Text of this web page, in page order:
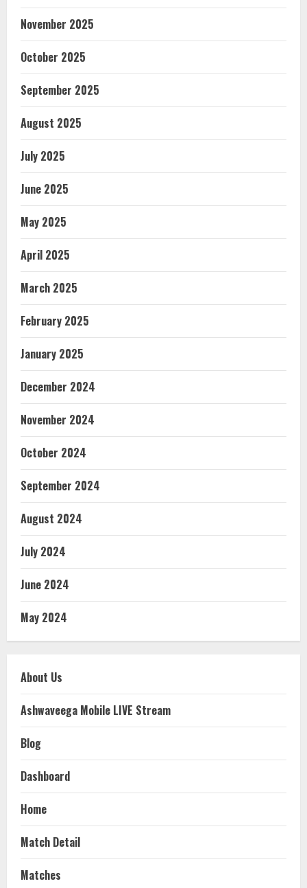
November 2025
October 2025
September 2025
August 2025
July 2025
June 2025
May 2025
April 2025
March 2025
February 2025
January 2025
December 2024
November 2024
October 2024
September 2024
August 2024
July 2024
June 2024
May 2024
About Us
Ashwaveega Mobile LIVE Stream
Blog
Dashboard
Home
Match Detail
Matches